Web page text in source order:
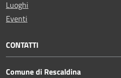
Luoghi
Eventi
CONTATTI
Comune di Rescaldina